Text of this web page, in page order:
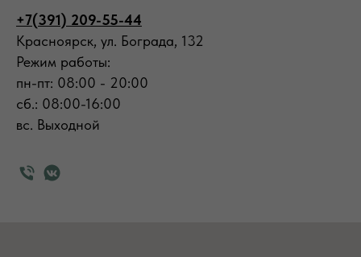
+7(391) 209-55-44
Красноярск, ул. Бограда, 132
Режим работы:
пн-пт: 08:00 - 20:00
сб.: 08:00-16:00
вс. Выходной